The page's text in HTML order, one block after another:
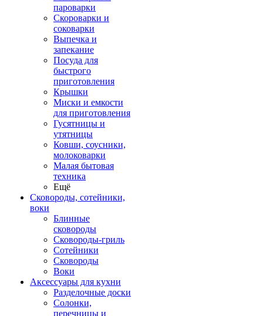
пароварки
Скороварки и
соковарки
Выпечка и
запекание
Посуда для
быстрого
приготовления
Крышки
Миски и емкости
для приготовления
Гусятницы и
утятницы
Ковши, соусники,
молоковарки
Малая бытовая
техника
Ещё
Сковороды, сотейники,
воки
Блинные
сковороды
Сковороды-гриль
Сотейники
Сковороды
Воки
Аксессуары для кухни
Разделочные доски
Солонки,
перечницы и